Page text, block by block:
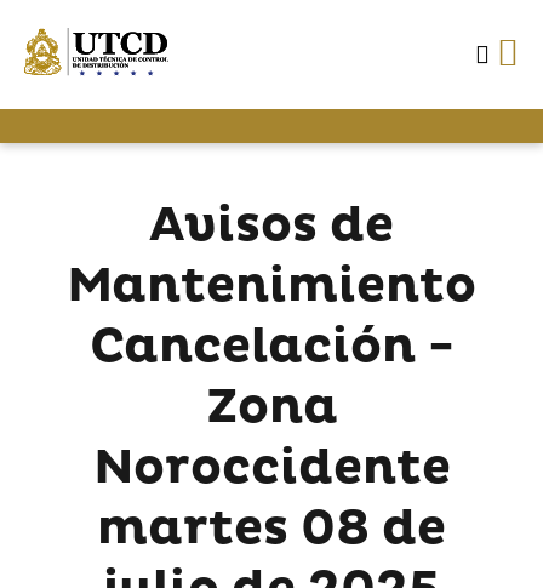
Avisos de
Mantenimiento
Cancelación -
Zona
Noroccidente
martes 08 de